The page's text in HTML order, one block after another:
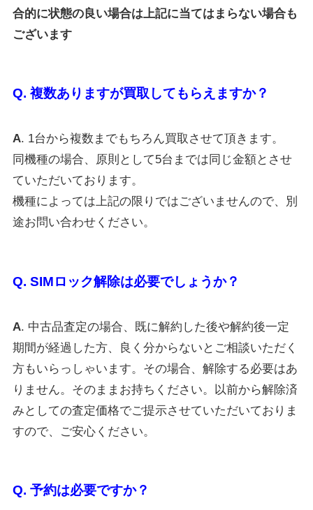
合的に状態の良い場合は上記に当てはまらない場合も
ございます
Q. 複数ありますが買取してもらえますか？
A. 1台から複数までもちろん買取させて頂きます。
同機種の場合、原則として5台までは同じ金額とさせ
ていただいております。
機種によっては上記の限りではございませんので、別
途お問い合わせください。
Q. SIMロック解除は必要でしょうか？
A. 中古品査定の場合、既に解約した後や解約後一定
期間が経過した方、良く分からないとご相談いただく
方もいらっしゃいます。その場合、解除する必要はあ
りません。そのままお持ちください。以前から解除済
みとしての査定価格でご提示させていただいておりま
すので、ご安心ください。
Q. 予約は必要ですか？